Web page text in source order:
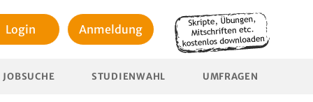
Login Anmeldung
JOBSUCHE STUDIENWAHL UMFRAGEN